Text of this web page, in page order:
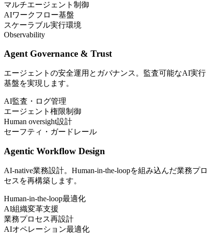
マルチエージェント制御
AIワークフロー基盤
スケーラブル実行環境
Observability
Agent Governance & Trust
エージェントの安全運用とガバナンス。監査可能なAI実行
基盤を実現します。
AI監査・ログ管理
エージェント権限制御
Human oversight設計
セーフティ・ガードレール
Agentic Workflow Design
AI-native業務設計。Human-in-the-loopを組み込んだ業務プロ
セスを再構築します。
Human-in-the-loop最適化
AI組織変革支援
業務プロセス再設計
AIオペレーション最適化